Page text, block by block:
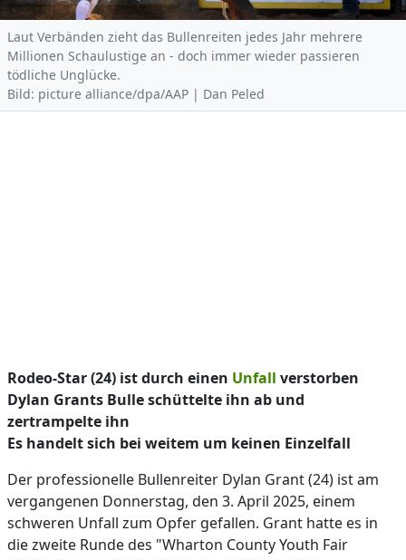
Laut Verbänden zieht das Bullenreiten jedes Jahr mehrere
Millionen Schaulustige an - doch immer wieder passieren
tödliche Unglücke.
Bild: picture alliance/dpa/AAP | Dan Peled
Rodeo-Star (24) ist durch einen Unfall verstorben
Dylan Grants Bulle schüttelte ihn ab und
zertrampelte ihn
Es handelt sich bei weitem um keinen Einzelfall
Der professionelle Bullenreiter Dylan Grant (24) ist am
vergangenen Donnerstag, den 3. April 2025, einem
schweren Unfall zum Opfer gefallen. Grant hatte es in
die zweite Runde des "Wharton County Youth Fair